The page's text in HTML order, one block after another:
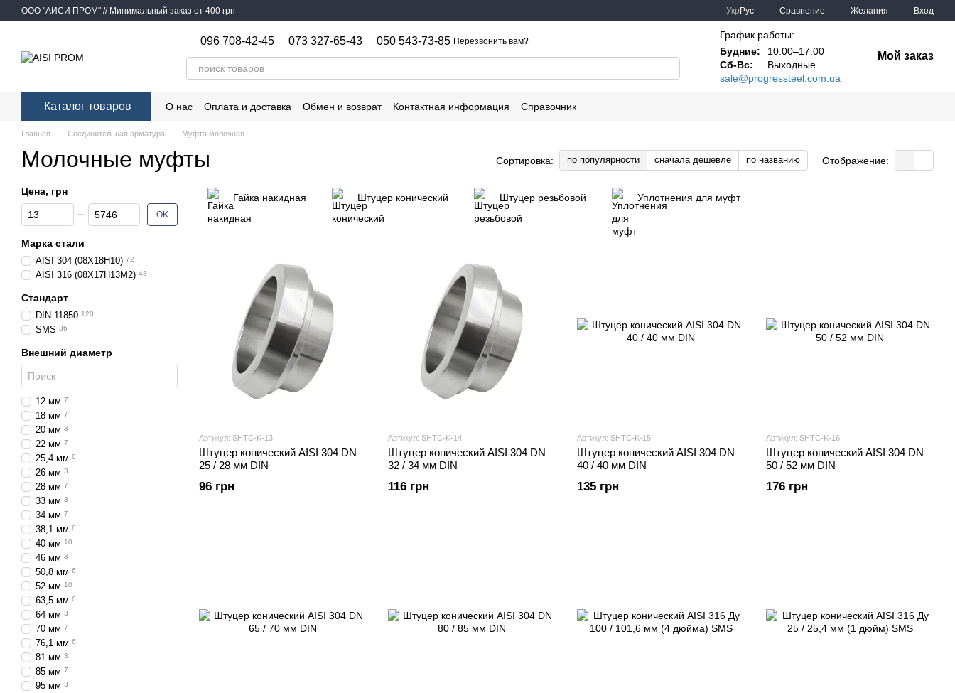
Перейти к основному контенту
ООО "АИСИ ПРОМ" // Минимальный заказ от 400 грн Укр Рус Сравнение Желания Вход
096 708-42-45 073 327-65-43 050 543-73-85 Перезвонить вам?
График работы:
Будние:
10:00–17:00
Сб-Вс:
Выходные
sale@progressteel.com.ua
Мой заказ
Каталог товаров О нас Оплата и доставка Обмен и возврат Контактная информация Справочник
Главная Соединительная арматура Муфта молочная
Молочные муфты Сортировка: по популярности сначала дешевле по названию Отображение:
Гайка накидная Штуцер конический Штуцер резьбовой Уплотнения для муфт
Артикул: SHTС-K-13
Штуцер конический AISI 304 DN
25 / 28 мм DIN
96 грн
Артикул: SHTС-K-14
Штуцер конический AISI 304 DN
32 / 34 мм DIN
116 грн
Артикул: SHTС-K-15
Штуцер конический AISI 304 DN
40 / 40 мм DIN
135 грн
Артикул: SHTС-K-16
Штуцер конический AISI 304 DN
50 / 52 мм DIN
176 грн
Цена, грн
От Цена, грн
До Цена, грн OK
Марка стали
AISI 304 (08Х18Н10) 72
AISI 316 (08Х17Н13М2) 48
Стандарт
DIN 11850 120
SMS 36
Внешний диаметр
12 мм 7
18 мм 7
20 мм 3
22 мм 7
25,4 мм 6
26 мм 3
28 мм 7
33 мм 3
34 мм 7
38,1 мм 6
40 мм 10
46 мм 3
50,8 мм 6
52 мм 10
63,5 мм 6
64 мм 3
70 мм 7
76,1 мм 6
81 мм 3
85 мм 7
95 мм 3